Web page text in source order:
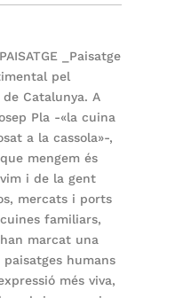
_Paisatge
pel
Catalunya. A
Pla -«la cuina
a la cassola»-,
mengem és
i de la gent
mercats i ports
familiars,
marcat una
humans
més viva,